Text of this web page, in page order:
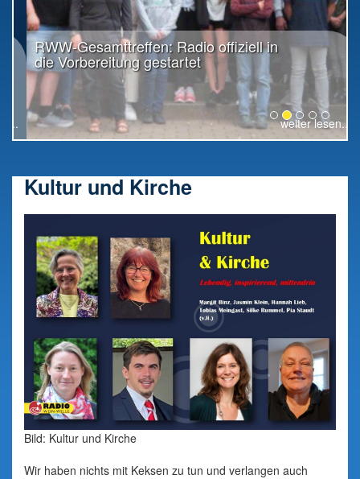
RWW-Gesamttreffen: Radio offiziell in
die Vorbereitung gestartet
weiter lesen...
Kultur und Kirche
Bild: Kultur und Kirche
Wir haben nichts mit Keksen zu tun und verlangen auch